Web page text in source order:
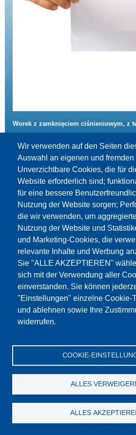
Worek z zamknięciem ciśnieniowym, z
Młotek 300 g
Wir verwenden auf den Seiten
Auswahl an eigenen und fremden
Unverzichtbare Cookies, die für
Website erforderlich sind;
für eine bessere
Nutzung der Website sorgen;
die wir verwenden, um
Nutzung der Website und
und Marketing-Cookies, die
relevante Inhalte und Werbung
Sie "ALLE AKZEPTIEREN"
sich mit der Verwendung aller
einverstanden. Sie können
"Einstellungen" einzelne Cookie-
und ablehnen sowie Ihre
widerrufen.
COOKIE-
ALLES
ALLES